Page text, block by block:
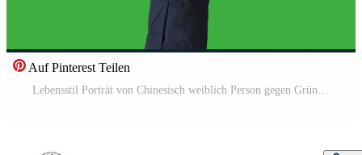
Auf Pinterest Teilen
Lebensstil Porträt von Chinesisch weiblich Person gegen Grün Hintergrund Pro Video